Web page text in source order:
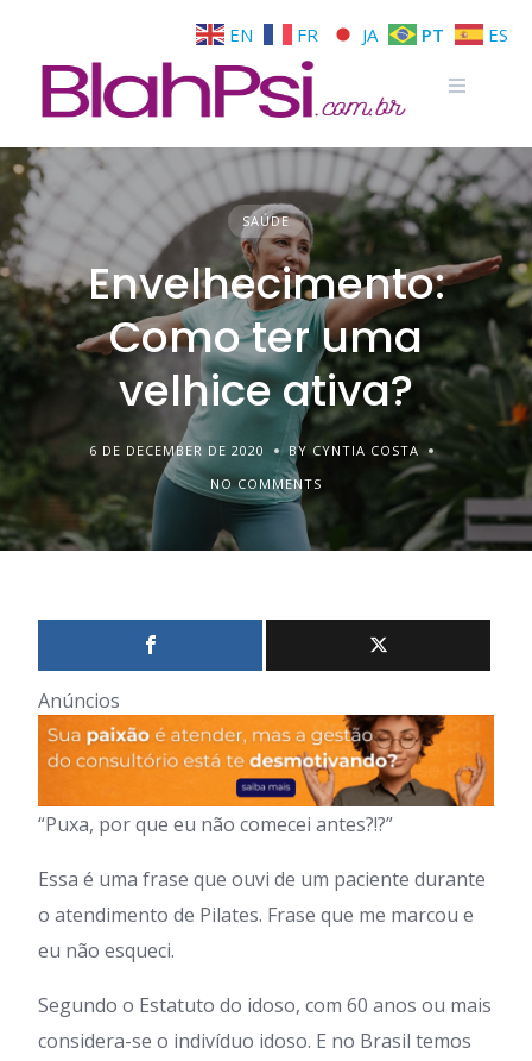
SAÚDE
Envelhecimento:
Como ter uma
velhice ativa?
6 DE DECEMBER DE 2020
BY CYNTIA COSTA
NO COMMENTS
Anúncios
“Puxa, por que eu não comecei antes?!?”
Essa é uma frase que ouvi de um paciente durante
o atendimento de Pilates. Frase que me marcou e
eu não esqueci.
Segundo o Estatuto do idoso, com 60 anos ou mais
considera-se o indivíduo idoso. E no Brasil temos
EN FR JA PT ES